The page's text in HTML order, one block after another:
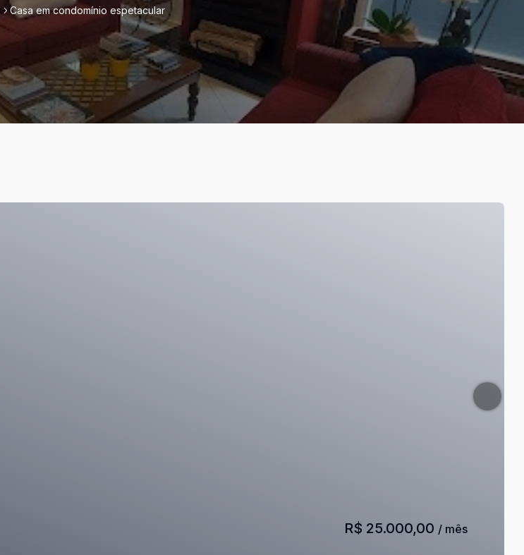
Casa em condomínio espetacular
R$ 25.000,00 / mês